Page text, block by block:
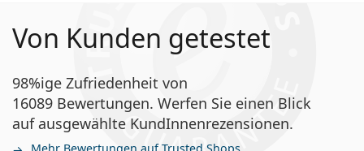
Von Kunden getestet
98%ige Zufriedenheit von
16089 Bewertungen. Werfen Sie einen Blick
auf ausgewählte KundInnenrezensionen.